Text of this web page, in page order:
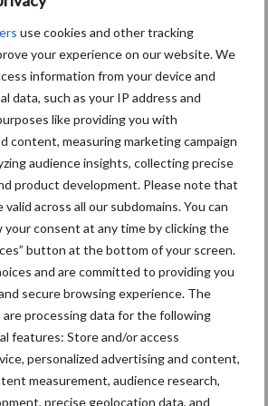
use cookies and other tracking
your experience on our website. We
information from your device and
data, such as your IP address and
like providing you with
content, measuring marketing campaign
audience insights, collecting precise
product development. Please note that
across all our subdomains. You can
your consent at any time by clicking the
button at the bottom of your screen.
and are committed to providing you
secure browsing experience. The
processing data for the following
features: Store and/or access
personalized advertising and content,
measurement, audience research,
precise geolocation data, and
Van onze partner OCI Agro
Weet u al wat u komend
seizoen gaat strooien?
Van onze partner OCI Agro
Nu al nadenken over
meststofkeuze volgend
seizoen!
Van onze partner OCI Agro
Weersvooruitzichten sturen
aan op winterklaar maken
graspercelen